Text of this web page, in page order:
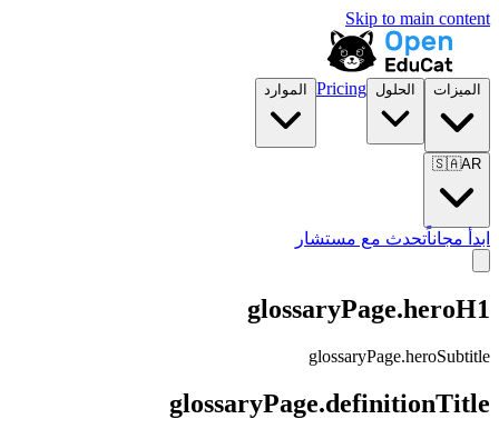
Skip to main content
الميزات الحلول Pricing الموارد
🇸🇦AR
ابدأ مجاناًتحدث مع مستشار
glossaryPage.heroH1
glossaryPage.heroSubtitle
glossaryPage.definitionTitle